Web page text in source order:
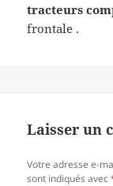
tracteurs
frontale .
Laisser un
Votre adresse e-
sont indiqués avec